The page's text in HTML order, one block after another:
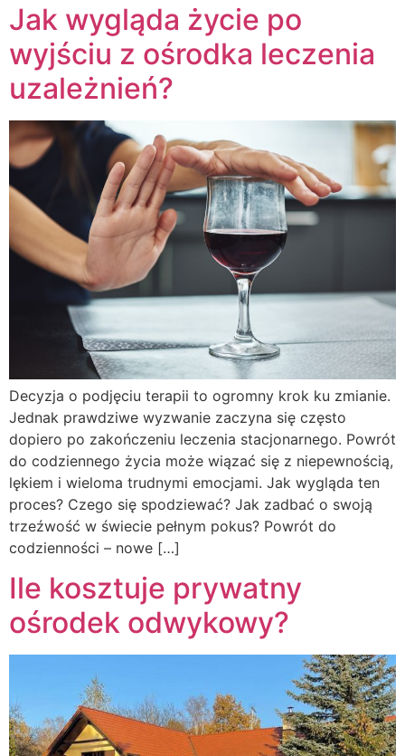
Jak wygląda życie po
wyjściu z ośrodka leczenia
uzależnień?
Decyzja o podjęciu terapii to ogromny krok ku zmianie.
Jednak prawdziwe wyzwanie zaczyna się często
dopiero po zakończeniu leczenia stacjonarnego. Powrót
do codziennego życia może wiązać się z niepewnością,
lękiem i wieloma trudnymi emocjami. Jak wygląda ten
proces? Czego się spodziewać? Jak zadbać o swoją
trzeźwość w świecie pełnym pokus? Powrót do
codzienności – nowe […]
Ile kosztuje prywatny
ośrodek odwykowy?